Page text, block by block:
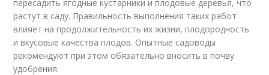
пересадить ягодные кустарники и плодовые деревья, что
растут в саду. Правильность выполнения таких работ
влияет на продолжительность их жизни, плодородность
и вкусовые качества плодов. Опытные садоводы
рекомендуют при этом обязательно вносить в почву
удобрения.